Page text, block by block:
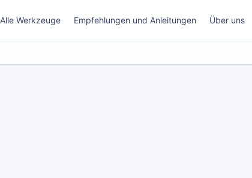
Alle Werkzeuge Empfehlungen und Anleitungen Über uns